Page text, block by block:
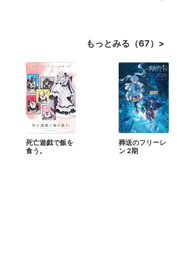
もっとみる（67）
死亡遊戯で飯を
食う。
葬送のフリーレ
ン 2期